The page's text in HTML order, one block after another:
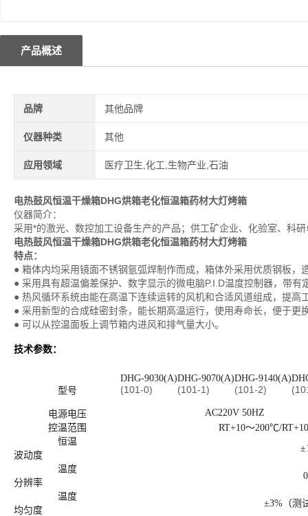
产品概述
品牌 其他品牌
仪器种类 其他
应用领域 医疗卫生,化工,生物产业,石油
电热鼓风恒温干燥箱DHG烘箱老化恒温箱药材大灯烤箱
仪器简介：
采用*的激光、数控加工设备生产的产品；供工矿企业、化验室、科
电热鼓风恒温干燥箱DHG烘箱老化恒温箱药材大灯烤箱
特点：
● 箱体内均采用镜面不锈钢氩弧焊制作而成，箱体外采用优质钢板，
● 采用具有超温偏差保护、数字显示的微电脑P.I.D温度控制器，带有
● 热风循环系统由能在高温下连续运转的风机和合适风道组成，提高
● 采用新型的合成硅密封条，能长期高温运行，使用寿命长，便于更
● 可以从控温面板上调节箱内进风和排气量大小。
技术参数：
型号
DHG-9030(A)
(101-0)
DHG-9070(A)
(101-1)
DHG-9140(A)
(101-2)
电源电压
AC220V 50HZ
控温范围
RT+10～200℃/
恒温
波动度
温度
分辨率
温度
均匀度
±3%（测